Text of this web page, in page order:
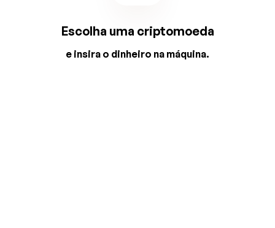
Escolha uma criptomoeda
e insira o dinheiro na máquina.